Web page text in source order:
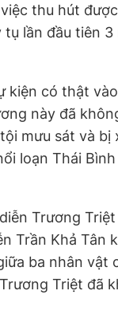
thu hút
lần đầu tiên
có thật
này đã
mưu sát và
loạn Thái
Trương
Trần Khả
ba nhân
Triệt đã